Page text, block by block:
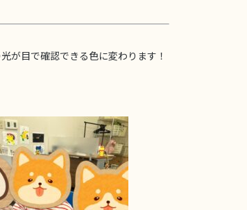
が目で確認できる色に変わります！